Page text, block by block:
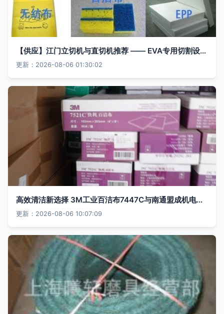
【供应】江门立切机与直切机推荐 —— EVA专用切割设备厂家直销，品质保障
更新：2026-08-06 01:30:02
高效清洁新选择 3M工业百洁布7447C与南通盟成机电的品质保障
更新：2026-08-06 10:07:09